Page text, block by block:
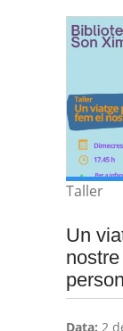
Taller
Un
Data: 2